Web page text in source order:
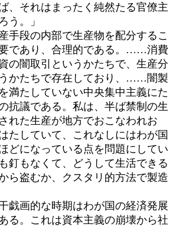
、それはまったく純然たる官僚主
う。」
手段の内部で生産物を配分するこ
であり、合理的である。……消費
の闇取引というかたちで、生産分
かたちで存在しており、……闇製
満たしていない中央集中主義にた
抗議である。私は、半ば禁制の生
れた生産が地方でおこなわれお
たしていて、これなしにはわが国
どになっている点を問題にしてい
釘もなくて、どうして生活できる
ら盗むか、クスタリ的方法で製造
戯画的な時期はわが国の経済発展
る。これは資本主義の崩壊から社